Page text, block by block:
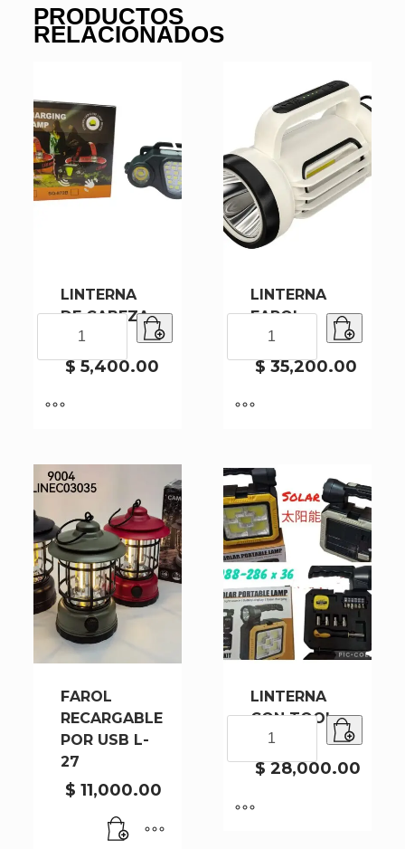
PRODUCTOS
RELACIONADOS
LINTERNA
DE CABEZA
SQ-872
$5,400.00
CABEZA
872
LINTERNA
FAROL
241300
$35,200.00
FAROL
241300
FAROL
RECARGABLE
POR USB L-
27
$ 11,000.00
LINTERNA
CON TOOL
1988
$28,000.00
TOOL
cantidad